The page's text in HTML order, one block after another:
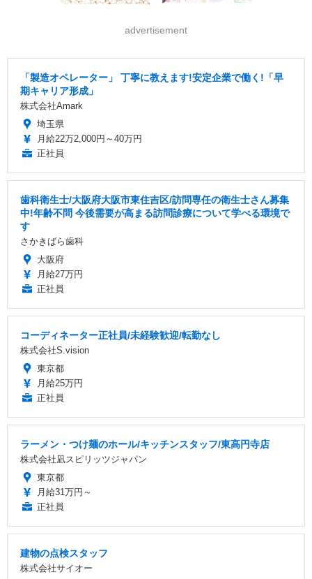
advertisement
「製造オペレーター」 丁寧に教えます!安定企業で働く!「早
期キャリア形成」
株式会社Amark
埼玉県
月給22万2,000円～40万円
正社員
歯科衛生士/大阪府大阪市東住吉区/訪問専任の衛生士さん募集
中!年齢不問 今後需要が高まる訪問診療について学べる環境で
す
さかきばら歯科
大阪府
月給27万円
正社員
コーディネーター正社員/未経験歓迎/転勤なし
株式会社S.vision
東京都
月給25万円
正社員
ラーメン・つけ麺のホール/キッチンスタッフ/東高円寺店
株式会社凪スピリッツジャパン
東京都
月給31万円～
正社員
建物の点検スタッフ
株式会社サイオー